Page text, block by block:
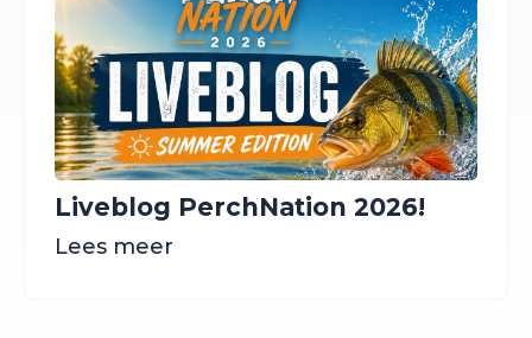
Liveblog PerchNation 2026!
Lees meer